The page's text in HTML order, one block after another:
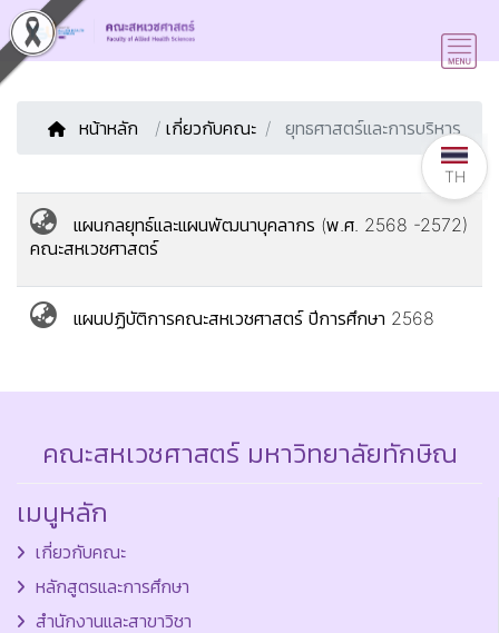
หน้าหลัก / เกี่ยวกับคณะ ยุทธศาสตร์และการบริหาร
แผนกลยุทธ์และแผนพัฒนาบุคลากร (พ.ศ. 2568 -2572)
คณะสหเวชศาสตร์
แผนปฏิบัติการคณะสหเวชศาสตร์ ปีการศึกษา 2568
คณะสหเวชศาสตร์ มหาวิทยาลัยทักษิณ
เมนูหลัก
เกี่ยวกับคณะ
หลักสูตรและการศึกษา
สำนักงานและสาขาวิชา
TH